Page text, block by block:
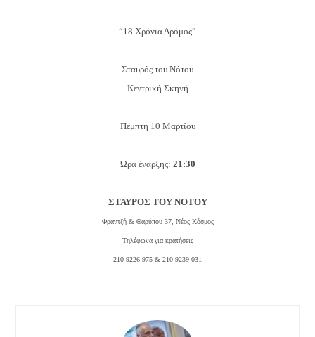
“18 Χρόνια Δρόμος”
Σταυρός του Νότου
Κεντρική Σκηνή
Πέμπτη 10 Μαρτίου
Ώρα έναρξης: 21:30
ΣΤΑΥΡΟΣ ΤΟΥ ΝΟΤΟΥ
Φραντζή & Θαρύπου 37, Νέος Κόσμος
Τηλέφωνα για κρατήσεις
210 9226 975 & 210 9239 031